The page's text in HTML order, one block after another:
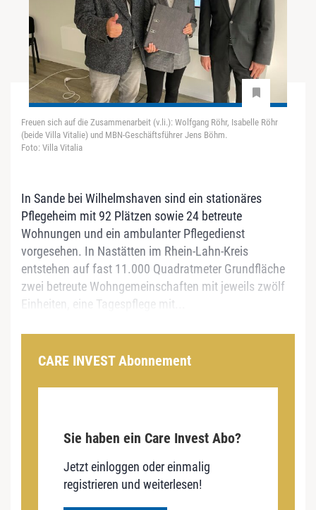
Freuen sich auf die Zusammenarbeit (v.li.): Wolfgang Röhr, Isabelle Röhr
(beide Villa Vitalie) und MBN-Geschäftsführer Jens Böhm.
Foto: Villa Vitalia
In Sande bei Wilhelmshaven sind ein stationäres
Pflegeheim mit 92 Plätzen sowie 24 betreute
Wohnungen und ein ambulanter Pflegedienst
vorgesehen. In Nastätten im Rhein-Lahn-Kreis
entstehen auf fast 11.000 Quadratmeter Grundfläche
zwei betreute Wohngemeinschaften mit jeweils zwölf
Einheiten, eine Tagespflege mit...
CARE INVEST Abonnement
Sie haben ein Care Invest Abo?
Jetzt einloggen oder einmalig
registrieren und weiterlesen!